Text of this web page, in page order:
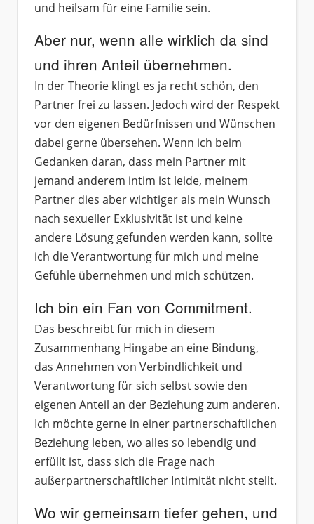
und heilsam für eine Familie sein.
Aber nur, wenn alle wirklich da sind
und ihren Anteil übernehmen.
In der Theorie klingt es ja recht schön, den
Partner frei zu lassen. Jedoch wird der Respekt
vor den eigenen Bedürfnissen und Wünschen
dabei gerne übersehen. Wenn ich beim
Gedanken daran, dass mein Partner mit
jemand anderem intim ist leide, meinem
Partner dies aber wichtiger als mein Wunsch
nach sexueller Exklusivität ist und keine
andere Lösung gefunden werden kann, sollte
ich die Verantwortung für mich und meine
Gefühle übernehmen und mich schützen.
Ich bin ein Fan von Commitment.
Das beschreibt für mich in diesem
Zusammenhang Hingabe an eine Bindung,
das Annehmen von Verbindlichkeit und
Verantwortung für sich selbst sowie den
eigenen Anteil an der Beziehung zum anderen.
Ich möchte gerne in einer partnerschaftlichen
Beziehung leben, wo alles so lebendig und
erfüllt ist, dass sich die Frage nach
außerpartnerschaftlicher Intimität nicht stellt.
Wo wir gemeinsam tiefer gehen, und